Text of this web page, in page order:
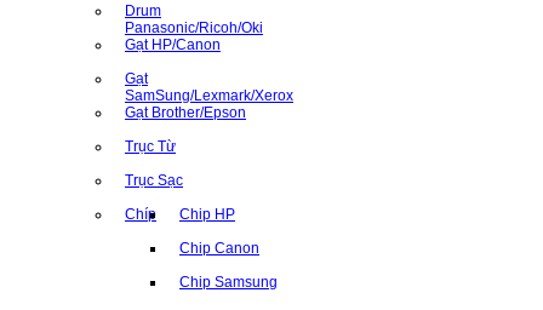
Drum
Panasonic/Ricoh/Oki
Gạt HP/Canon
Gạt
SamSung/Lexmark/Xerox
Gạt Brother/Epson
Trục Từ
Trục Sạc
Chíp Chip HP
Chip Canon
Chip Samsung